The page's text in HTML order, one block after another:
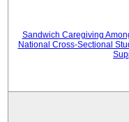
Sandwich Caregiving
National Cross-Sectional